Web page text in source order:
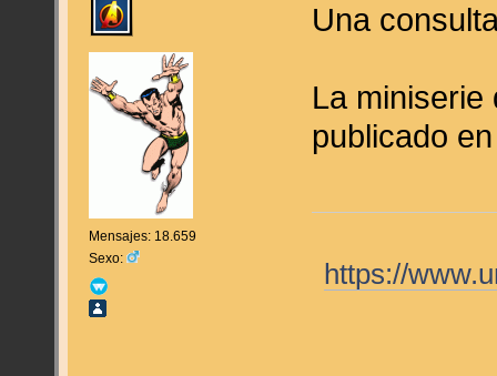
Mensajes: 18.659
Sexo:
Una
La miniserie
publicado
https://